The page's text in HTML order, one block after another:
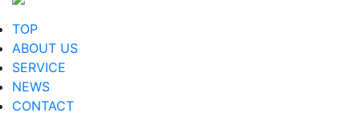
TOP
ABOUT US
SERVICE
NEWS
CONTACT